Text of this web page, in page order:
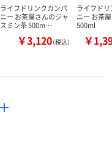
ライフドリンクカンパ
ニー お茶屋さんのジャ
スミン茶 500m…
￥3,120（税込）
ライフド
ニー お茶
500ml
￥